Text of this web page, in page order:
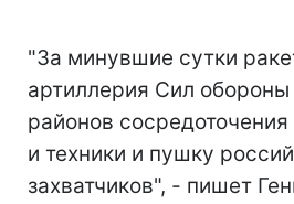
"За минувшие сутки
артиллерия Сил обороны
районов сосредоточения
и техники и пушку
захватчиков", - пишет